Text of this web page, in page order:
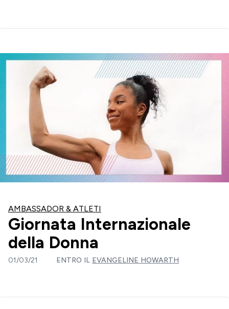
AMBASSADOR & ATLETI
Giornata Internazionale
della Donna
01/03/21 ENTRO IL EVANGELINE HOWARTH